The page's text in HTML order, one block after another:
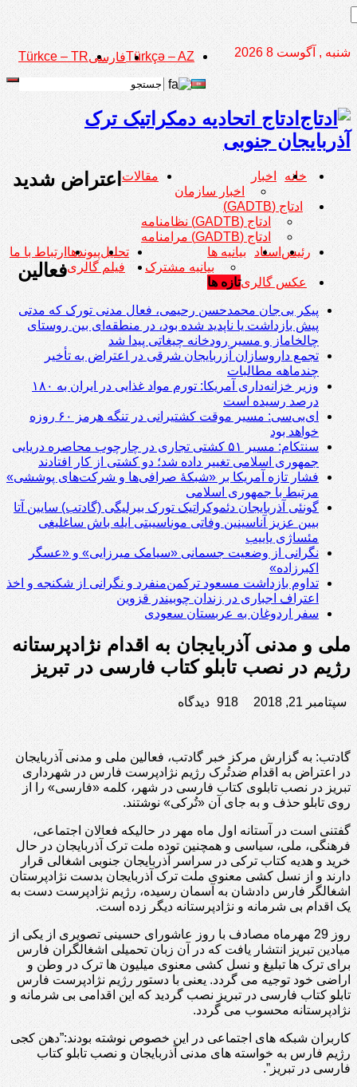
شنبه , آگوست 8 2026 Türkçə – AZفارسیTürkce – TR
ادتاج اتحادیه دمکراتیک ترک
آذربایجان جنوبی
خانه
اخبار
اخبار سازمان
مقالات
ادتاج (GADTB)
ادتاج (GADTB) نظامنامه
ادتاج (GADTB) مرامنامه
رئیس اسناد
بیانیه ها
بیانیه مشترک
تحلیلپیوندها ارتباط با ما
فیلم گالری
عکس گالریتازه ها
پیکر بی‌جان محمدحسن رحیمی، فعال مدنی تورک که مدتی
پیش بازداشت یا ناپدید شده بود، در منطقه‌ای بین روستای
چالخاماز و مسیر رودخانه چیغاتی پیدا شد
تجمع داروسازان آزربایجان شرقی در اعتراض به تأخیر
چندماهه مطالبات
وزیر خزانه‌داری آمریکا: تورم مواد غذایی در ایران به ۱۸۰
درصد رسیده است
ای‌بی‌سی: مسیر موقت کشتیرانی در تنگه هرمز ۶۰ روزه
خواهد بود
سنتکام: مسیر ۵۱ کشتی تجاری در چارچوب محاصره دریایی
جمهوری اسلامی تغییر داده شد؛ دو کشتی از کار افتادند
فشار تازه آمریکا بر «شبکۀ صرافی‌ها و شرکت‌های پوششی»
مرتبط با جمهوری اسلامی
گونئی آذربایجان دئموکراتیک تورک بیرلیگی (گادتب) سایین آتا
بیین عزیز آناسینین وفاتی موناسیبتی ایله باش ساغلیغی
مئساژی یاییب
نگرانی از وضعیت جسمانی «سیامک میرزایی» و «عسگر
اکبرزاده»
تداوم بازداشت مسعود ترکمن‌منفرد و نگرانی از شکنجه و اخذ
اعتراف اجباری در زندان چوبیندر قزوین
سفر اردوغان به عربستان‌ سعودی
اعتراض شدید
فعالین
ملی و مدنی آذربایجان به اقدام نژادپرستانه
رژیم در نصب تابلو کتاب فارسی در تبریز
سپتامبر 21, 2018 918 دیدگاه
گادتب: به گزارش مرکز خبر گادتب، فعالین ملی و مدنی آذربایجان
در اعتراض به اقدام ضدتُرک رژیم نژادپرست فارس در شهرداری
تبریز در نصب تابلوی کتاب فارسی در شهر، کلمه «فارسی» را از
روی تابلو حذف و به جای آن «تُرکی» نوشتند.
گفتنی است در آستانه اول ماه مهر در حالیکه فعالان اجتماعی،
فرهنگی، ملی، سیاسی و همچنین توده ملت ترک آذربایجان در حال
خرید و هدیه کتاب ترکی در سراسر آذربایجان جنوبی اشغالی قرار
دارند و از نسل کشی معنوی ملت ترک آذربایجان بدست نژادپرستان
اشغالگر فارس دادشان به آسمان رسیده، رژیم نژادپرست دست به
یک اقدام بی شرمانه و نژادپرستانه دیگر زده است.
روز 29 مهرماه مصادف با روز عاشورای حسینی تصویری از یکی از
میادین تبریز انتشار یافت که در آن زبان تحمیلی اشغالگران فارس
برای ترک ها تبلیغ و نسل کشی معنوی میلیون ها ترک در وطن و
اراضی خود توجیه می گردد. یعنی با دستور رژیم نژادپرست فارس
تابلو کتاب فارسی در تبریز نصب گردید که این اقدامی بی شرمانه و
نژادپرستانه محسوب می گردد.
کاربران شبکه های اجتماعی در این خصوص نوشته بودند:”دهن کجی
رژیم فارس به خواسته های مدنی آذربایجان و نصب تابلو کتاب
فارسی در تبریز”.